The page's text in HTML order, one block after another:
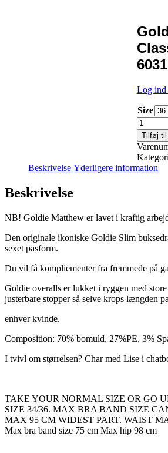
6031
Log ind
Size
Goldie
Goldie
Classic
matthew
6031
antal
Tilføj til
Beskrivelse Yderligere information
Beskrivelse
NB! Goldie Matthew er lavet i kraftig
Den originale ikoniske Goldie Slim
sexet pasform.
Du vil få kompliementer fra fremmede på
Goldie overalls er lukket i ryggen med
justerbare stopper så selve krops længden
enhver kvinde.
Composition: 70% bomuld, 27%PE, 3%
I tvivl om størrelsen? Char med Lise i
TAKE YOUR NORMAL SIZE OR GO
SIZE 34/36. MAX BRA BAND SIZE
MAX 95 CM WIDEST PART. WAIST
Max bra band size 75 cm Max hip 98 cm